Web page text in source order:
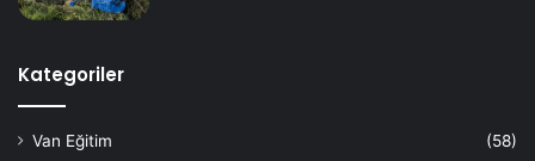
Kategoriler
Van Eğitim
(58)